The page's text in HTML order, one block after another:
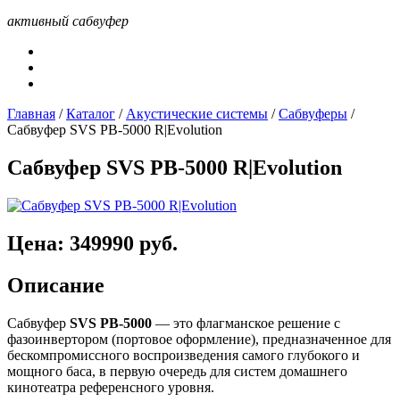
активный сабвуфер
Главная /Каталог / Акустические системы /Сабвуферы /
Сабвуфер SVS PB-5000 R|Evolution
Сабвуфер SVS PB-5000 R|Evolution
Цена: 349990 руб.
Описание
Сабвуфер SVS PB-5000 — это флагманское решение с
фазоинвертором (портовое оформление), предназначенное для
бескомпромиссного воспроизведения самого глубокого и
мощного баса, в первую очередь для систем домашнего
кинотеатра референсного уровня.